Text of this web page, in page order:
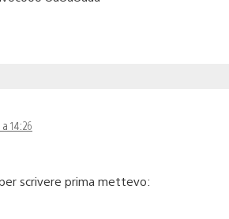
14:26
scrivere prima mettevo: